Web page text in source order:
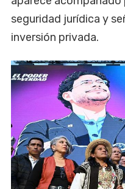
seguridad jurídica y
inversión privada.